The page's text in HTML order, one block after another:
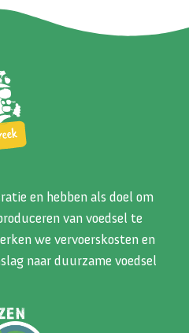
en hebben als doel om
van voedsel te
we vervoerskosten en
naar duurzame voedsel